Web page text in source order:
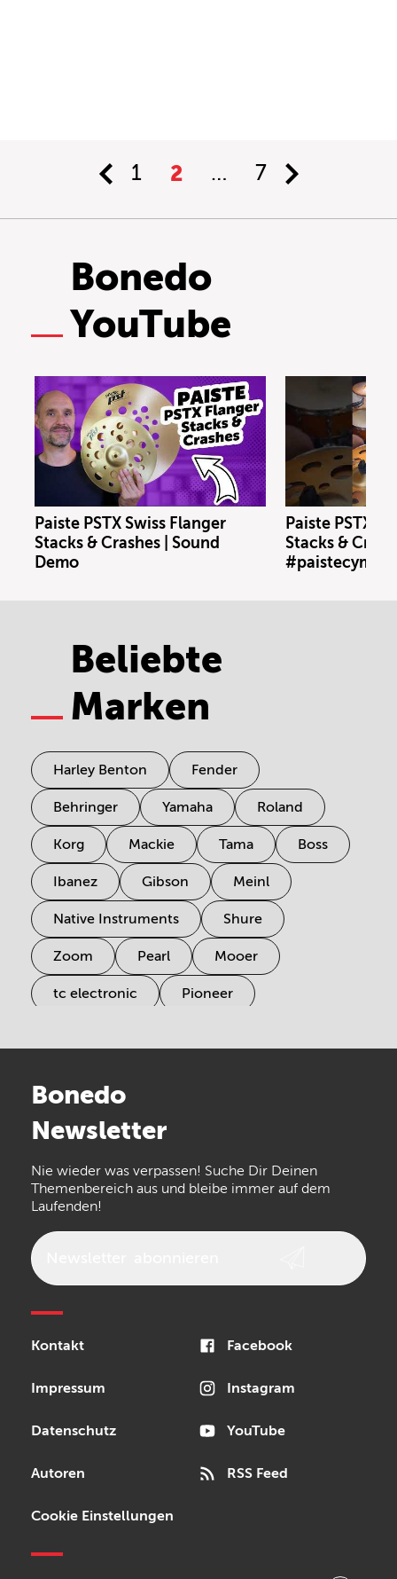
1 2 … 7
Bonedo
YouTube
Paiste PSTX Swiss Flanger
Stacks & Crashes | Sound
Demo
Paiste PSTX
Stacks &
Beliebte
Marken
Harley Benton Fender
Behringer Yamaha Roland
Korg Mackie Tama Boss
Ibanez Gibson Meinl
Native Instruments Shure
Zoom Pearl Mooer
tc electronic Pioneer
Arturia
the t.bone
Walrus Audio Epiphone
Bonedo
Newsletter
Nie wieder was verpassen! Suche Dir Deinen
Themenbereich aus und bleibe immer auf dem
Laufenden!
Kontakt
Impressum
Datenschutz
Autoren
Cookie Einstellungen
Facebook
Instagram
YouTube
RSS Feed